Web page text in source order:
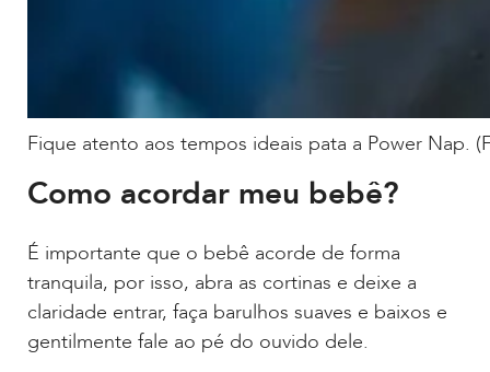
Fique atento aos tempos ideais pata a Power Nap.
Como acordar meu bebê?
É importante que o bebê acorde de forma
tranquila, por isso, abra as cortinas e deixe a
claridade entrar, faça barulhos suaves e baixos e
gentilmente fale ao pé do ouvido dele.